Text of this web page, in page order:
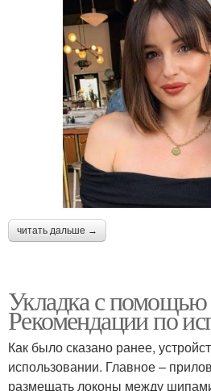
читать дальше →
Укладка с
Рекомендации по
Как было сказано ранее,
использовании. Главное –
размещать локоны между